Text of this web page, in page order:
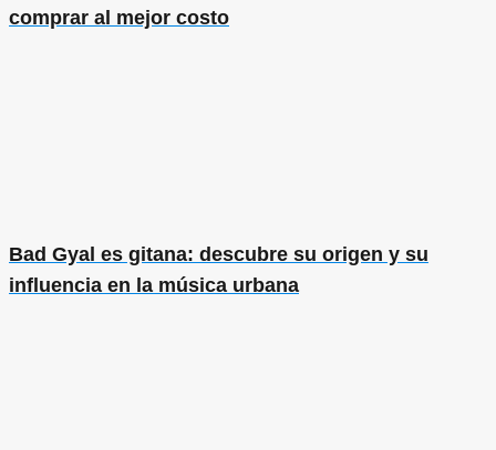
comprar al mejor costo
Bad Gyal es gitana: descubre su origen y su
influencia en la música urbana